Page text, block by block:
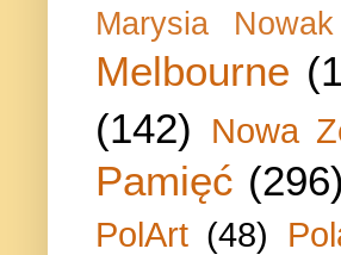
Marysia Nowak
Melbourne
(142) Nowa
Pamięć (296)
PolArt (48)